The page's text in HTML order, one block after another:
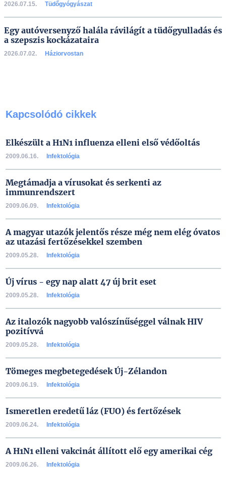
2026.07.15. Tüdőgyógyászat
Egy autóversenyző halála rávilágít a tüdőgyulladás és
a szepszis kockázataira
2026.07.02. Háziorvostan
Kapcsolódó cikkek
Elkészült a H1N1 influenza elleni első védőoltás
2009.06.16. Infektológia
Megtámadja a vírusokat és serkenti az
immunrendszert
2009.06.09. Infektológia
A magyar utazók jelentős része még nem elég óvatos
az utazási fertőzésekkel szemben
2009.05.28. Infektológia
Új vírus - egy nap alatt 47 új brit eset
2009.05.28. Infektológia
Az italozók nagyobb valószínűséggel válnak HIV
pozitívvá
2009.05.28. Infektológia
Tömeges megbetegedések Új-Zélandon
2009.06.19. Infektológia
Ismeretlen eredetű láz (FUO) és fertőzések
2009.06.24. Infektológia
A H1N1 elleni vakcinát állított elő egy amerikai cég
2009.06.26. Infektológia